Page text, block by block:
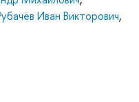
Иван Викторович,